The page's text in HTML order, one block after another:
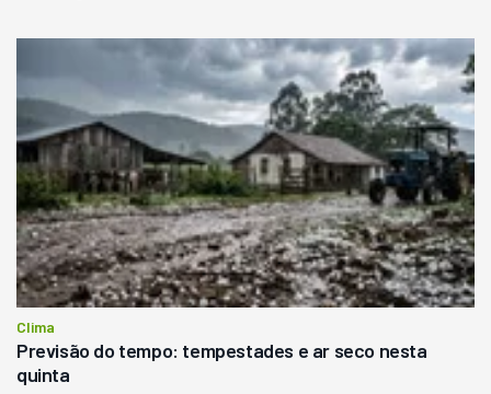
Clima
Previsão do tempo: tempestades e ar seco nesta
quinta